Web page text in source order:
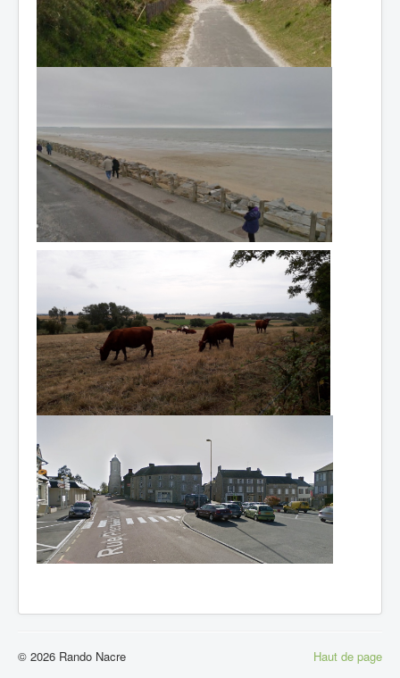
Haut de page
© 2026 Rando Nacre